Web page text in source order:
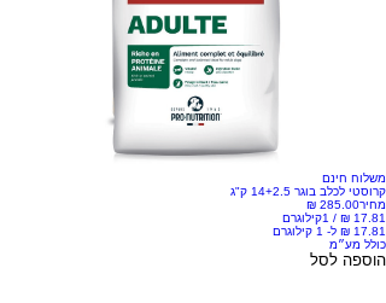
משלוח חינם
קרוסטי לכלב בוגר 14+2.5 ק"ג
מחיר
/ 1קילוגרם
כולל מע״מ
הוספה לסל